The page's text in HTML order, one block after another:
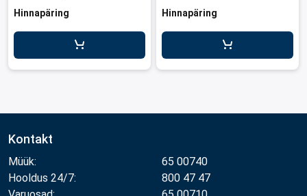
Hinnapäring Hinnapäring
Kontakt
Müük:
65 00740
Hooldus 24/7:
800 47 47